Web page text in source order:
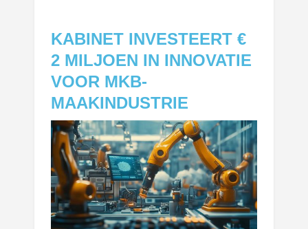
KABINET INVESTEERT €
2 MILJOEN IN INNOVATIE
VOOR MKB-
MAAKINDUSTRIE